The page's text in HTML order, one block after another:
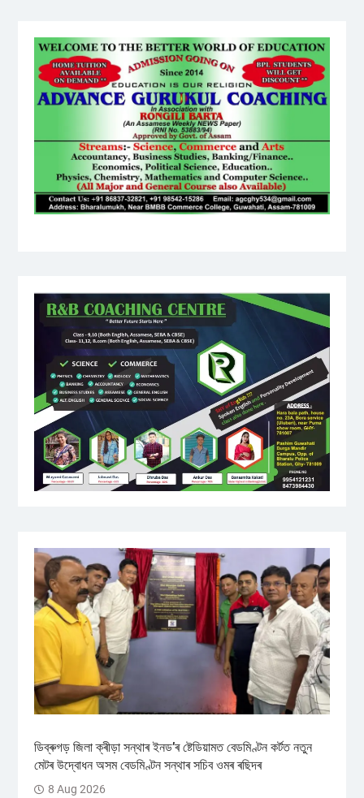
ডিব্ৰুগড় জিলা ক্ৰীড়া সন্থাৰ ইনড’ৰ ষ্টেডিয়ামত বেডমিণ্টন কৰ্টত নতুন
মেটৰ উদ্বোধন অসম বেডমিণ্টন সন্থাৰ সচিব ওমৰ ৰছিদৰ
8 Aug 2026